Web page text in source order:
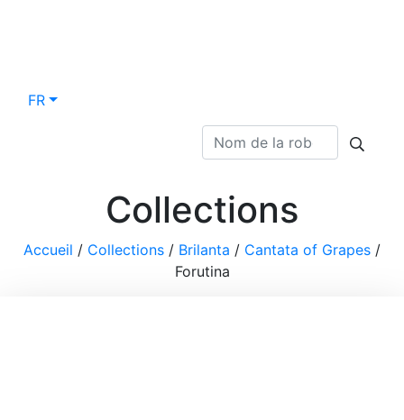
FR
Collections
Accueil / Collections / Brilanta / Cantata of Grapes /
Forutina